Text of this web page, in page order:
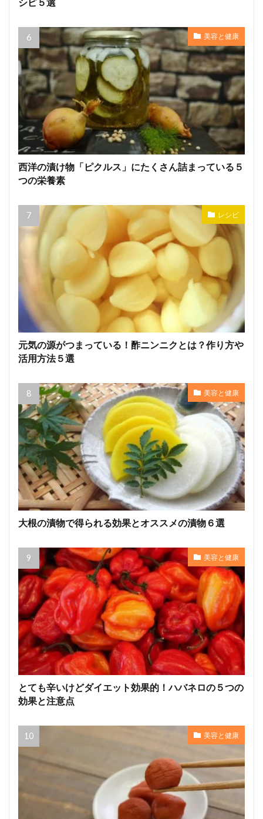
シピ５選
美容と健康
西洋の漬け物「ピクルス」にたくさん詰まっている５
つの栄養素
レシピ
元気の源がつまっている！酢ニンニクとは？作り方や
活用方法５選
美容と健康
大根の漬物で得られる効果とオススメの漬物６選
美容と健康
とても辛いけどダイエット効果的！ハバネロの５つの
効果と注意点
美容と健康